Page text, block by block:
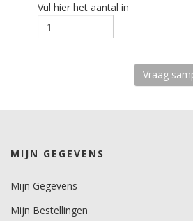
85-100 mu.
Maximale krimp (mm)
10.
Vul hier het aantal in
MIJN GEGEVENS
Mijn Gegevens
Mijn Bestellingen